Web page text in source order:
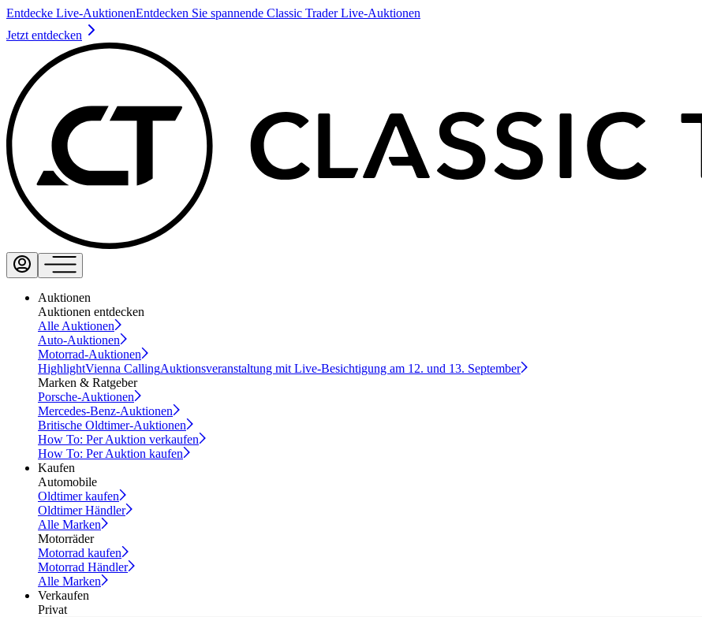
Entdecke Live-AuktionenEntdecken Sie spannende Classic Trader Live-Auktionen
Jetzt entdecken
Auktionen
Auktionen entdecken
Alle Auktionen
Auto-Auktionen
Motorrad-Auktionen
HighlightVienna CallingAuktionsveranstaltung mit Live-Besichtigung am 12. und 13. September
Marken & Ratgeber
Porsche-Auktionen
Mercedes-Benz-Auktionen
Britische Oldtimer-Auktionen
How To: Per Auktion verkaufen
How To: Per Auktion kaufen
Kaufen
Automobile
Oldtimer kaufen
Oldtimer Händler
Alle Marken
Motorräder
Motorrad kaufen
Motorrad Händler
Alle Marken
Verkaufen
Privat